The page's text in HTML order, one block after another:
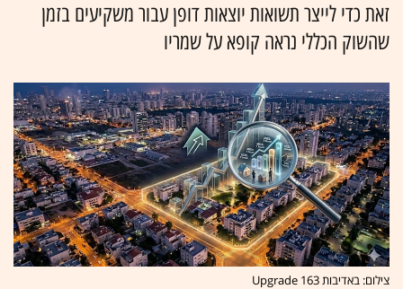
זאת כדי לייצר תשואות יוצאות דופן עבור משקיעים בזמן
שהשוק הכללי נראה קופא על שמריו
צילום: באדיבות Upgrade 163